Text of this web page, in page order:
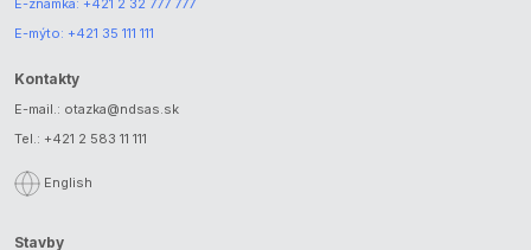
E-známka: +421 2 32 777 777
E-mýto: +421 35 111 111
Kontakty
E-mail.: otazka@ndsas.sk
Tel.: +421 2 583 11 111
English
Stavby